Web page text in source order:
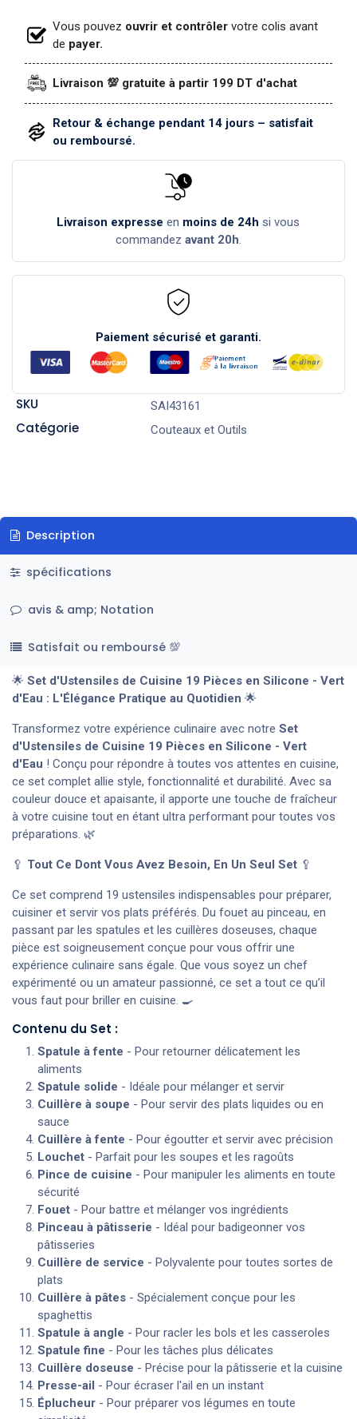
Vous pouvez ouvrir et contrôler votre colis avant
de payer.
Livraison 💯 gratuite à partir 199 DT d'achat
Retour & échange pendant 14 jours – satisfait
ou remboursé.
Livraison expresse en moins de 24h si vous
commandez avant 20h.
Paiement sécurisé et garanti.
SKU SAI43161
Catégorie Couteaux et Outils
Description
spécifications
avis & amp; Notation
Satisfait ou remboursé 💯
🌟 Set d'Ustensiles de Cuisine 19 Pièces en Silicone - Vert
d'Eau : L'Élégance Pratique au Quotidien 🌟
Transformez votre expérience culinaire avec notre Set
d'Ustensiles de Cuisine 19 Pièces en Silicone - Vert
d'Eau ! Conçu pour répondre à toutes vos attentes en cuisine,
ce set complet allie style, fonctionnalité et durabilité. Avec sa
couleur douce et apaisante, il apporte une touche de fraîcheur
à votre cuisine tout en étant ultra performant pour toutes vos
préparations. 🌿
🥄 Tout Ce Dont Vous Avez Besoin, En Un Seul Set 🥄
Ce set comprend 19 ustensiles indispensables pour préparer,
cuisiner et servir vos plats préférés. Du fouet au pinceau, en
passant par les spatules et les cuillères doseuses, chaque
pièce est soigneusement conçue pour vous offrir une
expérience culinaire sans égale. Que vous soyez un chef
expérimenté ou un amateur passionné, ce set a tout ce qu’il
vous faut pour briller en cuisine. 🍳
Contenu du Set :
Spatule à fente - Pour retourner délicatement les
aliments
Spatule solide - Idéale pour mélanger et servir
Cuillère à soupe - Pour servir des plats liquides ou en
sauce
Cuillère à fente - Pour égoutter et servir avec précision
Louchet - Parfait pour les soupes et les ragoûts
Pince de cuisine - Pour manipuler les aliments en toute
sécurité
Fouet - Pour battre et mélanger vos ingrédients
Pinceau à pâtisserie - Idéal pour badigeonner vos
pâtisseries
Cuillère de service - Polyvalente pour toutes sortes de
plats
Cuillère à pâtes - Spécialement conçue pour les
spaghettis
Spatule à angle - Pour racler les bols et les casseroles
Spatule fine - Pour les tâches plus délicates
Cuillère doseuse - Précise pour la pâtisserie et la cuisine
Presse-ail - Pour écraser l'ail en un instant
Éplucheur - Pour préparer vos légumes en toute